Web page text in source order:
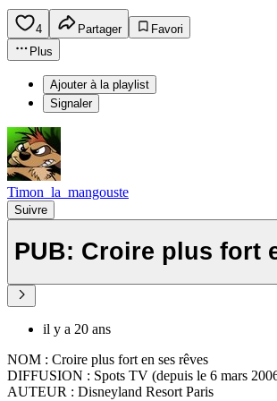
4 Partager
Favori
Plus
Ajouter à la playlist
Signaler
Timon_la_mangouste
Suivre
PUB: Croire plus fort
il y a 20 ans
NOM : Croire plus fort en ses rêves
DIFFUSION : Spots TV (depuis le 6 mars
AUTEUR : Disneyland Resort Paris